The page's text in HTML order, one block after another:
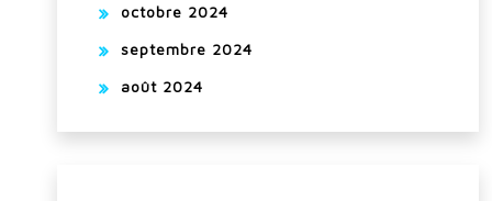
octobre 2024
septembre 2024
août 2024